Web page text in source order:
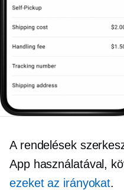
A rendelések
App használatával,
ezeket az irányokat.